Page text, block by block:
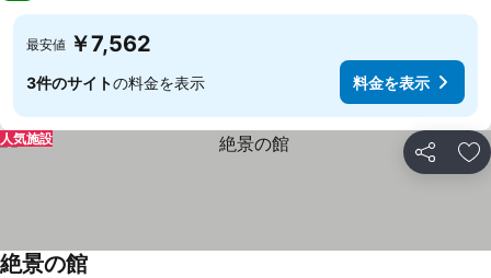
最安値 ￥7,562
3件のサイトの料金を表示 料金を表示
シェア お
人気施設
絶景の館